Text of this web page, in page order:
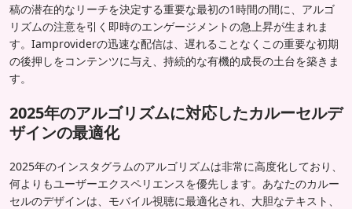
稿の潜在的なリーチを決定する重要な最初の1時間の間に、アルゴ
リズムの注意を引く即時のエンゲージメントの急上昇が生まれま
す。Iamproviderの迅速な配信は、遅れることなくこの重要な初期
の後押しをコンテンツに与え、持続的な有機的成長の土台を築きま
す。
2025年のアルゴリズムに対応したカルーセルデ
ザインの最適化
2025年のインスタグラムのアルゴリズムは非常に高度化しており、
何よりもユーザーエクスペリエンスを優先します。あなたのカルー
セルのデザインは、モバイル視聴に最適化され、大胆なテキスト、